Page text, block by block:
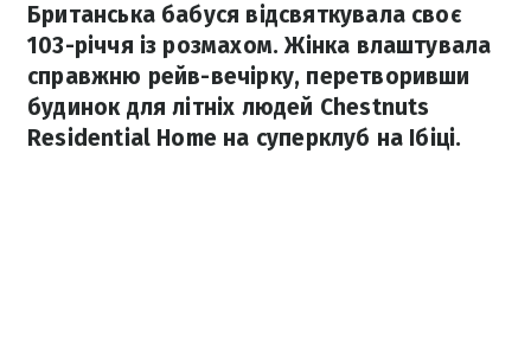
Британська бабуся відсвяткувала своє
103-річчя із розмахом. Жінка влаштувала
справжню рейв-вечірку, перетворивши
будинок для літніх людей Chestnuts
Residential Home на суперклуб на Ібіці.